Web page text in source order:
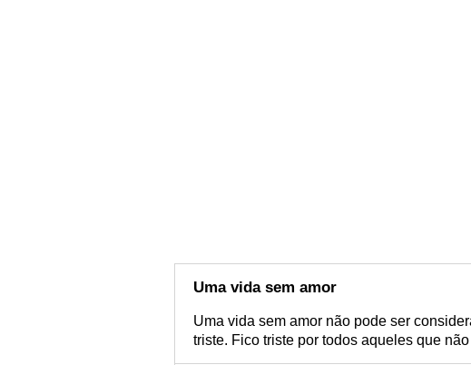
Uma vida sem amor
Uma vida sem amor não pode ser
triste. Fico triste por todos aqueles que